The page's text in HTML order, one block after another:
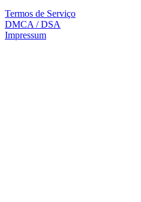
Termos de Serviço
DMCA / DSA
Impressum